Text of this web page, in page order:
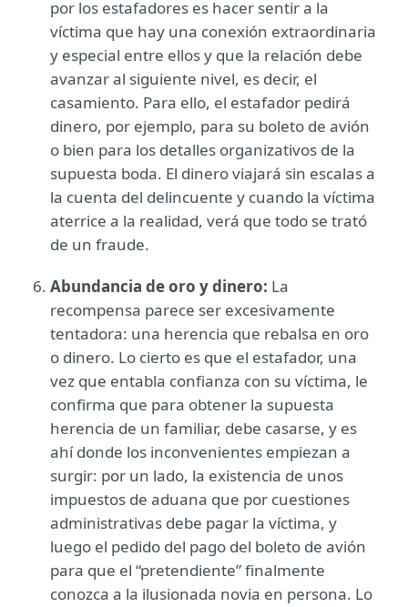
por los estafadores es hacer sentir a la
víctima que hay una conexión extraordinaria
y especial entre ellos y que la relación debe
avanzar al siguiente nivel, es decir, el
casamiento. Para ello, el estafador pedirá
dinero, por ejemplo, para su boleto de avión
o bien para los detalles organizativos de la
supuesta boda. El dinero viajará sin escalas a
la cuenta del delincuente y cuando la víctima
aterrice a la realidad, verá que todo se trató
de un fraude.
Abundancia de oro y dinero: La
recompensa parece ser excesivamente
tentadora: una herencia que rebalsa en oro
o dinero. Lo cierto es que el estafador, una
vez que entabla confianza con su víctima, le
confirma que para obtener la supuesta
herencia de un familiar, debe casarse, y es
ahí donde los inconvenientes empiezan a
surgir: por un lado, la existencia de unos
impuestos de aduana que por cuestiones
administrativas debe pagar la víctima, y
luego el pedido del pago del boleto de avión
para que el “pretendiente” finalmente
conozca a la ilusionada novia en persona. Lo